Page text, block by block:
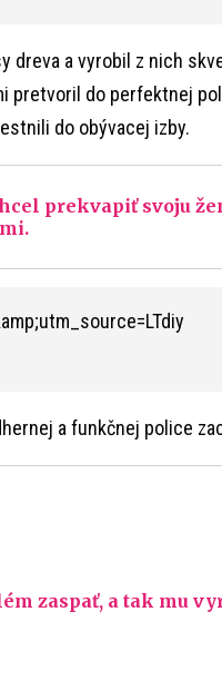
dreva a vyrobil z nich
pretvoril do perfektnej
do obývacej izby.
prekvapiť svoju
a funkčnej police
zaspať, a tak mu